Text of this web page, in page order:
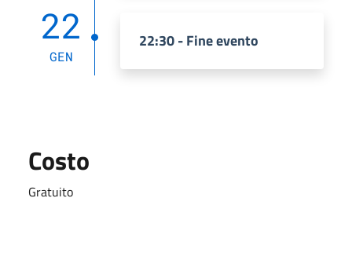
22
GEN
22:30 - Fine evento
Costo
Gratuito